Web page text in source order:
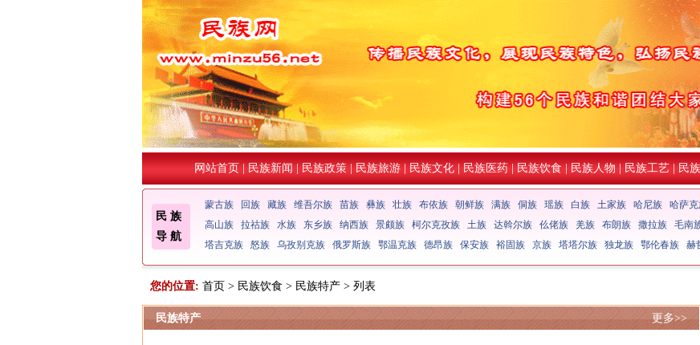
网站首页 民族新闻 民族政策 民族旅游 民族文化 民族医药 民族饮食 民族人物 民族工艺 民
民 族
导 航
蒙古族 回族 藏族 维吾尔族 苗族 彝族 壮族 布依族 朝鲜族 满族 侗族 瑶族 白族 土家族 哈尼族 哈萨
高山族
拉祜族 水族 东乡族 纳西族 景颇族 柯尔克孜族 土族 达斡尔族 仫佬族 羌族 布朗族 撒拉族 毛南
塔吉克族
怒族 乌孜别克族 俄罗斯族 鄂温克族 德昂族 保安族 裕固族 京族 塔塔尔族 独龙族 鄂伦春族 赫
您的位置: 首页 > 民族饮食 > 民族特产 > 列表
更多>>
民族特产